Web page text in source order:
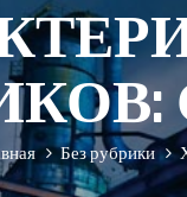
Без рубрики